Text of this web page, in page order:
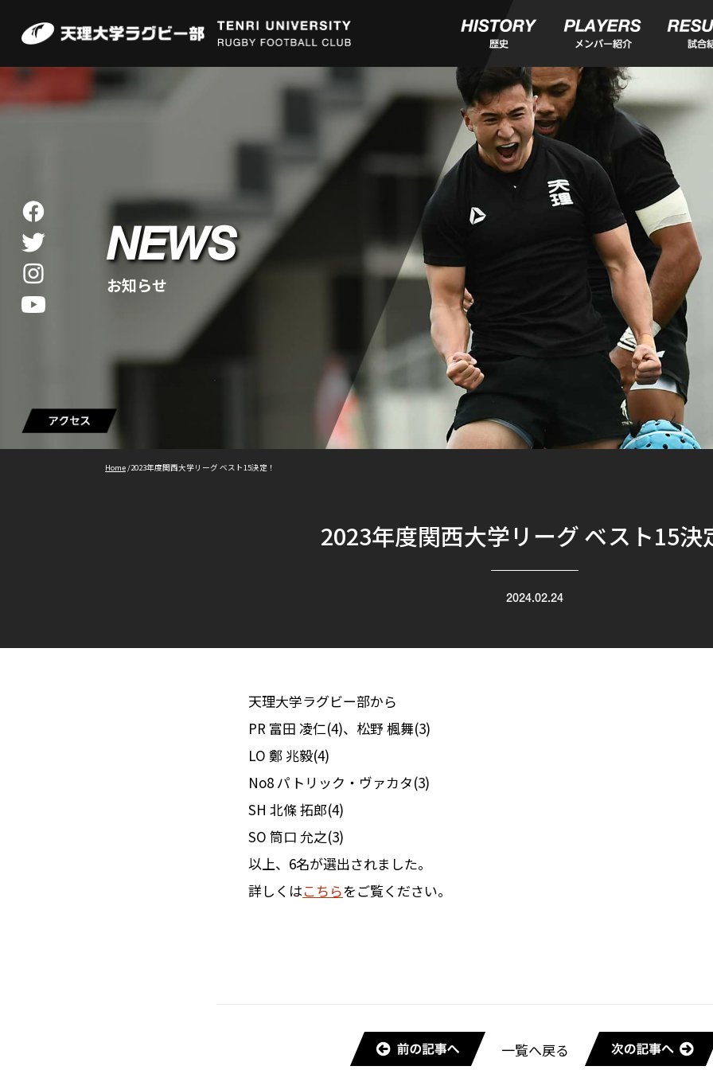
NEWS
お知らせ
Home/2023年度関西大学リーグ ベスト15決定！
2023年度関西大学リーグ ベスト15決
2024.02.24
天理大学ラグビー部から
PR 富田 凌仁(4)、松野 楓舞(3)
LO 鄭 兆毅(4)
No8 パトリック・ヴァカタ(3)
SH 北條 拓郎(4)
SO 筒口 允之(3)
以上、6名が選出されました。
詳しくはこちらをご覧ください。
一覧へ戻る